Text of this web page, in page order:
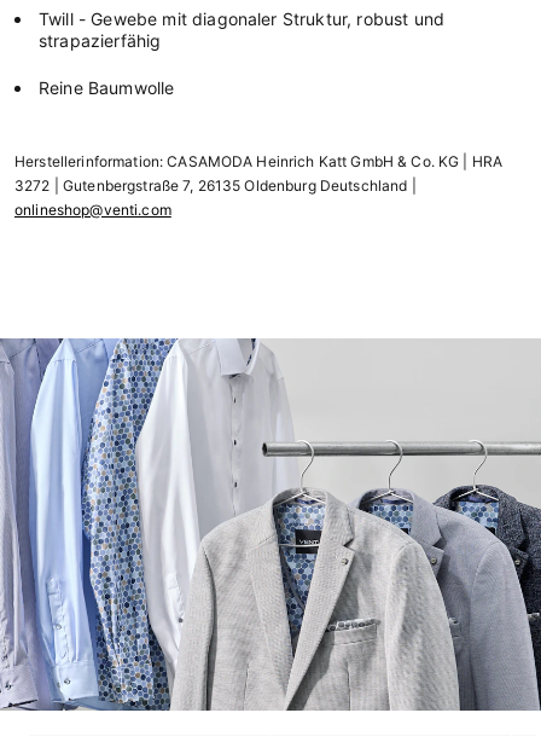
Twill - Gewebe mit diagonaler Struktur, robust und
strapazierfähig
Reine Baumwolle
Herstellerinformation: CASAMODA Heinrich Katt GmbH & Co. KG | HRA
3272 | Gutenbergstraße 7, 26135 Oldenburg Deutschland |
onlineshop@venti.com